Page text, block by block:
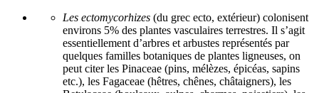
Les ectomycorhizes (du grec ecto, extérieur) colonisent
environs 5% des plantes vasculaires terrestres. Il s’agit
essentiellement d’arbres et arbustes représentés par
quelques familles botaniques de plantes ligneuses, on
peut citer les Pinaceae (pins, mélèzes, épicéas, sapins
etc.), les Fagaceae (hêtres, chênes, châtaigners), les